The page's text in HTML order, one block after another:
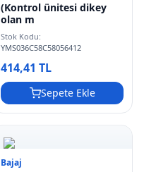
(Kontrol ünitesi dikey
olan m
Stok Kodu:
YMS036C58C58056412
414,41 TL
Sepete Ekle
Bajaj